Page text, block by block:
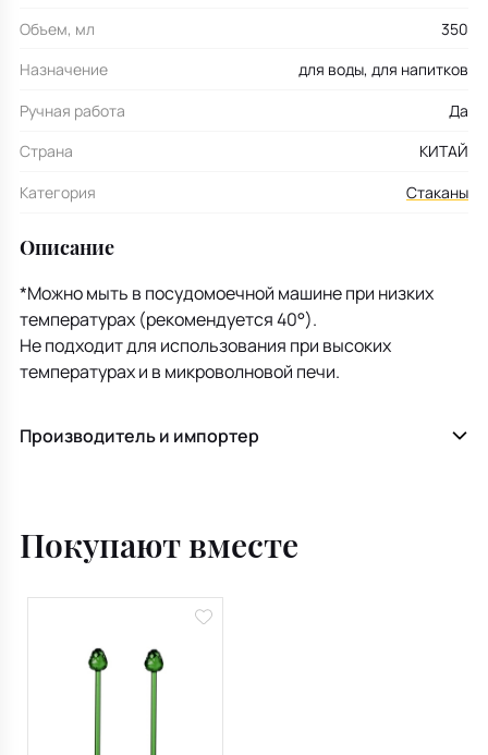
Объем, мл
350
Назначение
для воды, для напитков
Ручная работа
Да
Страна
КИТАЙ
Категория
Стаканы
Описание
*Можно мыть в посудомоечной машине при низких
температурах (рекомендуется 40°).
Не подходит для использования при высоких
температурах и в микроволновой печи.
Производитель и импортер
Покупают вместе